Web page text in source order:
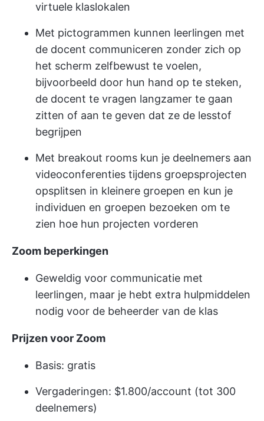
virtuele klaslokalen
Met pictogrammen kunnen leerlingen met
de docent communiceren zonder zich op
het scherm zelfbewust te voelen,
bijvoorbeeld door hun hand op te steken,
de docent te vragen langzamer te gaan
zitten of aan te geven dat ze de lesstof
begrijpen
Met breakout rooms kun je deelnemers aan
videoconferenties tijdens groepsprojecten
opsplitsen in kleinere groepen en kun je
individuen en groepen bezoeken om te
zien hoe hun projecten vorderen
Zoom beperkingen
Geweldig voor communicatie met
leerlingen, maar je hebt extra hulpmiddelen
nodig voor de beheerder van de klas
Prijzen voor Zoom
Basis: gratis
Vergaderingen: $1.800/account (tot 300
deelnemers)